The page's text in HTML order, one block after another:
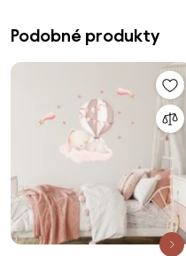
Podobné produkty